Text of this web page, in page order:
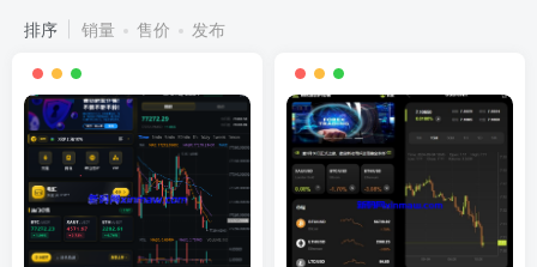
排序 销量 售价 发布